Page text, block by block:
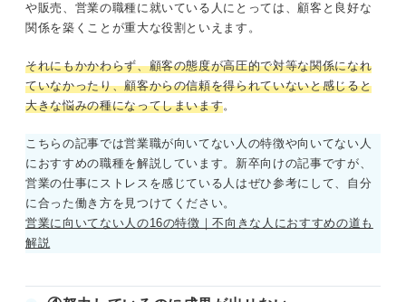
や販売、営業の職種に就いている人にとっては、顧客と良好な
関係を築くことが重大な役割といえます。
それにもかかわらず、顧客の態度が高圧的で対等な関係になれ
ていなかったり、顧客からの信頼を得られていないと感じると
大きな悩みの種になってしまいます。
こちらの記事では営業職が向いてない人の特徴や向いてない人
におすすめの職種を解説しています。新卒向けの記事ですが、
営業の仕事にストレスを感じている人はぜひ参考にして、自分
に合った働き方を見つけてください。
営業に向いてない人の16の特徴｜不向きな人におすすめの道も
解説